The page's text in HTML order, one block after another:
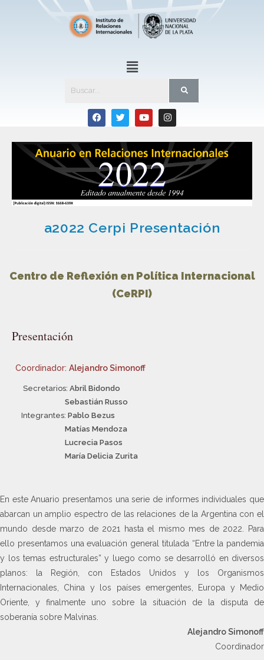
a2022 Cerpi Presentación
Centro de Reflexión en Política Internacional
(CeRPI)
Presentación
Coordinador: Alejandro Simonoff
Secretarios: Abril Bidondo
Sebastián Russo
Integrantes: Pablo Bezus
Matías Mendoza
Lucrecia Pasos
María Delicia Zurita
En este Anuario presentamos una serie de informes individuales que
abarcan un amplio espectro de las relaciones de la Argentina con el
mundo desde marzo de 2021 hasta el mismo mes de 2022. Para
ello presentamos una evaluación general titulada “Entre la pandemia
y los temas estructurales” y luego como se desarrolló en diversos
planos: la Región, con Estados Unidos y los Organismos
Internacionales, China y los países emergentes, Europa y Medio
Oriente, y finalmente uno sobre la situación de la disputa de
soberanía sobre Malvinas.
Alejandro Simonoff
Coordinador